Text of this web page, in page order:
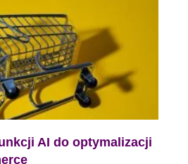
AI do optymalizacji